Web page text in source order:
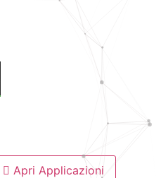
Apri Applicazioni